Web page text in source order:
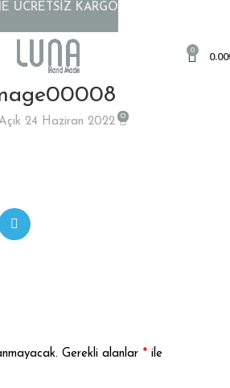
0 0.00
24 Haziran 2022 0
Gerekli alanlar * ile
ÜCRETSİZ KARGO